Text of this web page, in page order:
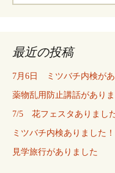
索:
最近の投稿
7月6日 ミツバチ内検が
薬物乱用防止講話があり
7/5 花フェスタありまし
ミツバチ内検ありました！
見学旅行がありました